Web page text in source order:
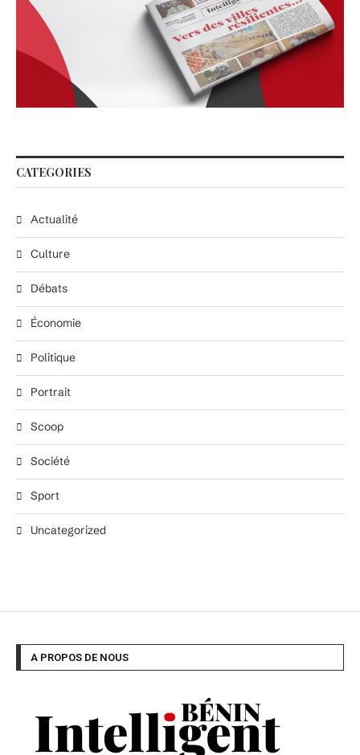
CATEGORIES
Actualité
Culture
Débats
Économie
Politique
Portrait
Scoop
Société
Sport
Uncategorized
A PROPOS DE NOUS